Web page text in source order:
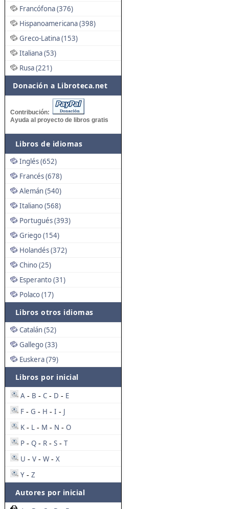
Francófona (376)
Hispanoamericana (398)
Greco-Latina (153)
Italiana (53)
Rusa (221)
Donación a Libroteca.net
Contribución:
Ayuda al proyecto de libros gratis
Libros de idiomas
Inglés (652)
Francés (678)
Alemán (540)
Italiano (568)
Portugués (393)
Griego (154)
Holandés (372)
Chino (25)
Esperanto (31)
Polaco (17)
Libros otros idiomas
Catalán (52)
Gallego (33)
Euskera (79)
Libros por inicial
A - B - C - D - E
F - G - H - I - J
K - L - M - N - O
P - Q - R - S - T
U - V - W - X
Y - Z
Autores por inicial